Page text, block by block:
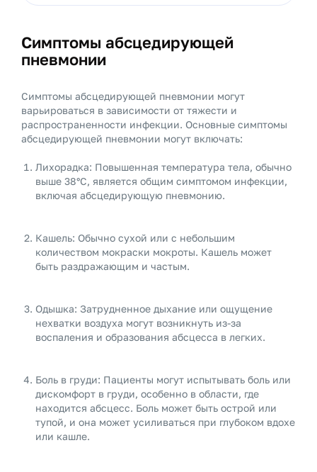
Симптомы абсцедирующей
пневмонии
Симптомы абсцедирующей пневмонии могут
варьироваться в зависимости от тяжести и
распространенности инфекции. Основные симптомы
абсцедирующей пневмонии могут включать:
Лихорадка: Повышенная температура тела, обычно
выше 38°C, является общим симптомом инфекции,
включая абсцедирующую пневмонию.
Кашель: Обычно сухой или с небольшим
количеством мокраски мокроты. Кашель может
быть раздражающим и частым.
Одышка: Затрудненное дыхание или ощущение
нехватки воздуха могут возникнуть из-за
воспаления и образования абсцесса в легких.
Боль в груди: Пациенты могут испытывать боль или
дискомфорт в груди, особенно в области, где
находится абсцесс. Боль может быть острой или
тупой, и она может усиливаться при глубоком вдохе
или кашле.